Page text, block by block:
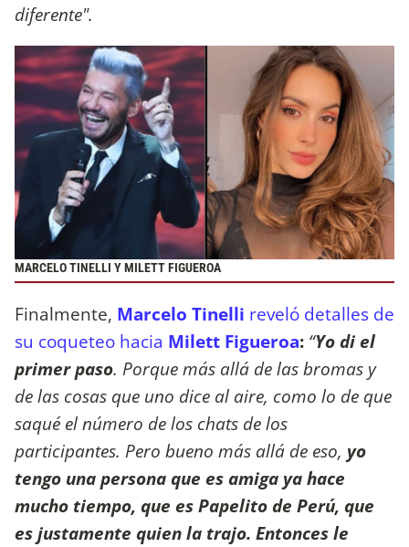
diferente".
MARCELO TINELLI Y MILETT FIGUEROA
Finalmente, Marcelo Tinelli reveló detalles de
su coqueteo hacia Milett Figueroa: “Yo di el
primer paso. Porque más allá de las bromas y
de las cosas que uno dice al aire, como lo de que
saqué el número de los chats de los
participantes. Pero bueno más allá de eso, yo
tengo una persona que es amiga ya hace
mucho tiempo, que es Papelito de Perú, que
es justamente quien la trajo. Entonces le